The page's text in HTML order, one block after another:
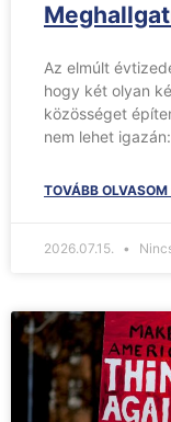
Az elmúlt
hogy két olyan
közösséget
nem lehet igazán:
TOVÁBB OLVASOM
2026.07.15.